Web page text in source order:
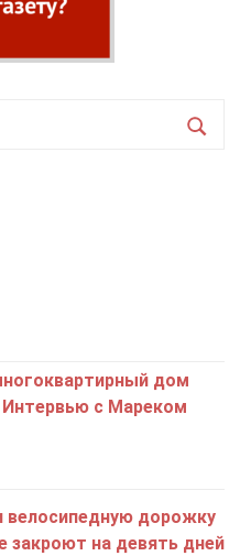
дом
с Мареком
велосипедную дорожку
закроют на девять дней